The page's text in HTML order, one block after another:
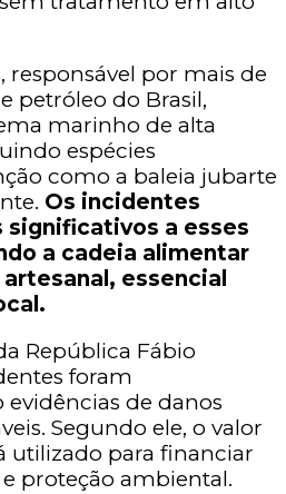
responsável por mais de
petróleo do Brasil,
marinho de alta
espécies
como a baleia jubarte
Os incidentes
significativos a esses
a cadeia alimentar
essencial
República Fábio
foram
de danos
Segundo ele, o valor
utilizado para financiar
proteção ambiental.